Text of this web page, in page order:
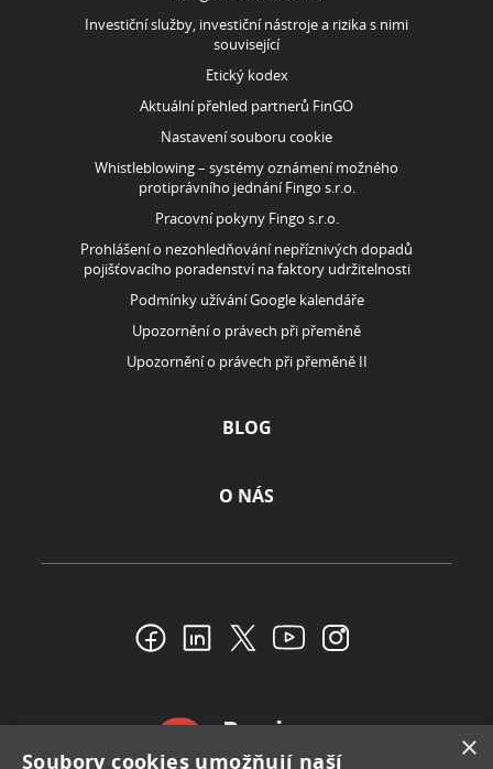
Investiční služby, investiční nástroje a rizika s nimi
související
Etický kodex
Aktuální přehled partnerů FinGO
Nastavení souboru cookie
Whistleblowing – systémy oznámení možného
protiprávního jednání Fingo s.r.o.
Pracovní pokyny Fingo s.r.o.
Prohlášení o nezohledňování nepříznivých dopadů
pojišťovacího poradenství na faktory udržitelnosti
Podmínky užívání Google kalendáře
Upozornění o právech při přeměně
Upozornění o právech při přeměně II
BLOG
O NÁS
Reviews
4.4 ×
Soubory cookies umožňují naší